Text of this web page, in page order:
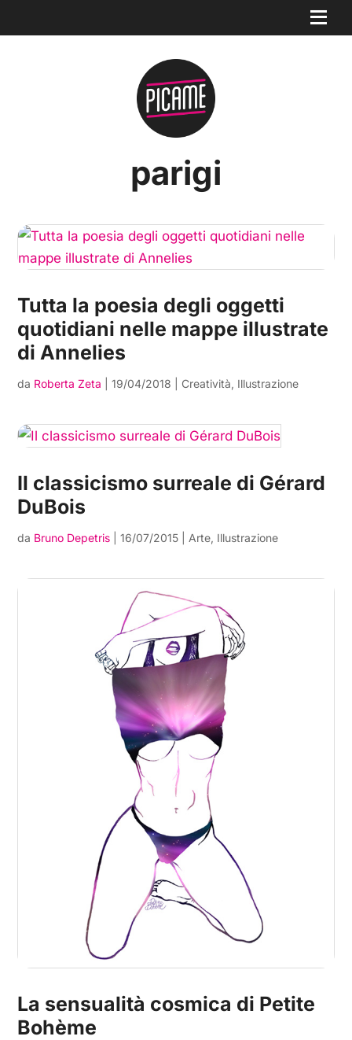
parigi
Tutta la poesia degli oggetti
quotidiani nelle mappe illustrate
di Annelies
da Roberta Zeta |19/04/2018 Creatività, Illustrazione
Il classicismo surreale di Gérard
DuBois
da Bruno Depetris |16/07/2015 Arte, Illustrazione
La sensualità cosmica di Petite
Bohème